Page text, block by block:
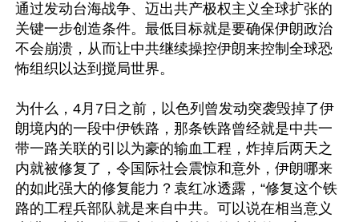
通过发动台海战争、迈出共产极权主义全球扩张的
关键一步创造条件。最低目标就是要确保伊朗政治
不会崩溃，从而让中共继续操控伊朗来控制全球恐
怖组织以达到搅局世界。
为什么，4月7日之前，以色列曾发动突袭毁掉了伊
朗境内的一段中伊铁路，那条铁路曾经就是中共一
带一路关联的引以为豪的输血工程，炸掉后两天之
内就被修复了，令国际社会震惊和意外，伊朗哪来
的如此强大的修复能力？袁红冰透露，“修复这个铁
路的工程兵部队就是来自中共。可以说在相当意义